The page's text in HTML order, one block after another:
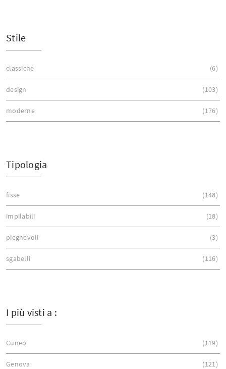
Stile
classiche 6
design 103
moderne 176
Tipologia
fisse 148
impilabili 18
pieghevoli 3
sgabelli 116
I più visti a :
Cuneo 119
Genova 121